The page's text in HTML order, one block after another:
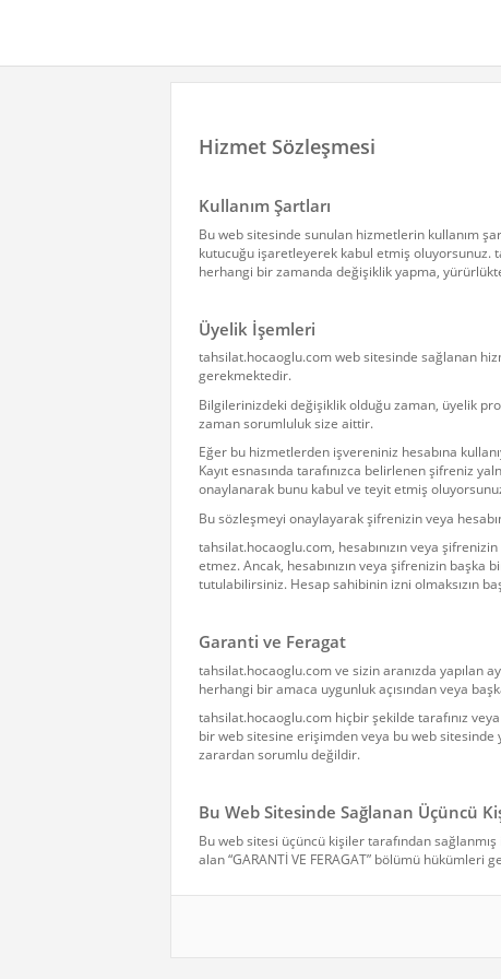
Hizmet Sözleşmesi
Kullanım Şartları
Bu web sitesinde sunulan hizmetlerin kullanım
kutucuğu işaretleyerek kabul etmiş oluyorsunuz.
herhangi bir zamanda değişiklik yapma,
Üyelik İşemleri
tahsilat.hocaoglu.com web sitesinde sağlanan
gerekmektedir.
Bilgilerinizdeki değişiklik olduğu zaman, üyelik
zaman sorumluluk size aittir.
Eğer bu hizmetlerden işvereniniz hesabına
Kayıt esnasında tarafınızca belirlenen şifreniz
onaylanarak bunu kabul ve teyit etmiş
Bu sözleşmeyi onaylayarak şifrenizin veya
tahsilat.hocaoglu.com, hesabınızın veya
etmez. Ancak, hesabınızın veya şifrenizin başka
tutulabilirsiniz. Hesap sahibinin izni olmaksızın
Garanti ve Feragat
tahsilat.hocaoglu.com ve sizin aranızda yapılan
herhangi bir amaca uygunluk açısından veya
tahsilat.hocaoglu.com hiçbir şekilde tarafınız
bir web sitesine erişimden veya bu web sitesinde
zarardan sorumlu değildir.
Bu Web Sitesinde Sağlanan Üçüncü
Bu web sitesi üçüncü kişiler tarafından
alan “GARANTİ VE FERAGAT” bölümü hükümleri